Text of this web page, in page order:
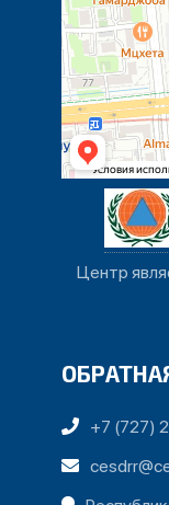
Центр
+7 (727)